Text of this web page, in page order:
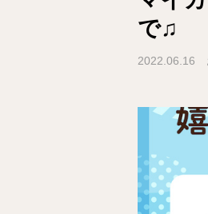
で♫
2022.06.16